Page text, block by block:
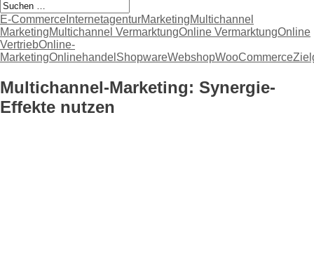
E-Commerce InternetagenturMarketingMultichannel
MarketingMultichannel VermarktungOnline VermarktungOnline
VertriebOnline-
MarketingOnlinehandel ShopwareWebshopWooCommerce
Multichannel-Marketing: Synergie-
Effekte nutzen